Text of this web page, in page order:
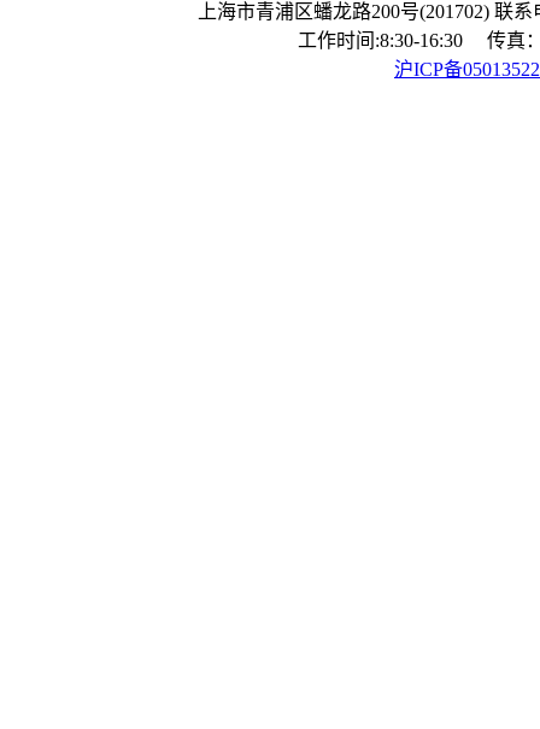
上海市青浦区蟠龙路200号(201702) 联系
工作时间:8:30-16:30 传真：
沪ICP备